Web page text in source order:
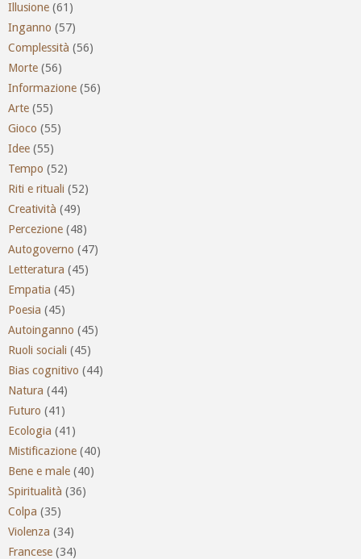
Illusione (61)
Inganno (57)
Complessità (56)
Morte (56)
Informazione (56)
Arte (55)
Gioco (55)
Idee (55)
Tempo (52)
Riti e rituali (52)
Creatività (49)
Percezione (48)
Autogoverno (47)
Letteratura (45)
Empatia (45)
Poesia (45)
Autoinganno (45)
Ruoli sociali (45)
Bias cognitivo (44)
Natura (44)
Futuro (41)
Ecologia (41)
Mistificazione (40)
Bene e male (40)
Spiritualità (36)
Colpa (35)
Violenza (34)
Francese (34)